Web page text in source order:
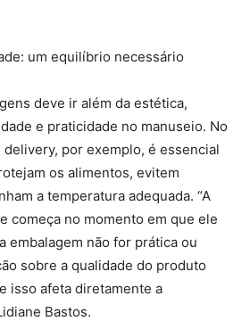
um equilíbrio necessário
deve ir além da estética,
e praticidade no manuseio. No
por exemplo, é essencial
os alimentos, evitem
a temperatura adequada. “A
começa no momento em que ele
embalagem não for prática ou
sobre a qualidade do produto
isso afeta diretamente a
Bastos.